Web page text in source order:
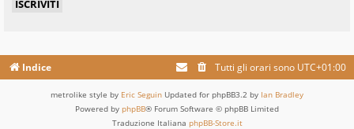
ISCRIVITI
Indice Tutti gli orari sono UTC+01:00
metrolike style by Eric Seguin Updated for phpBB3.2 by Ian Bradley
Powered by phpBB® Forum Software © phpBB Limited
Traduzione Italiana phpBB-Store.it